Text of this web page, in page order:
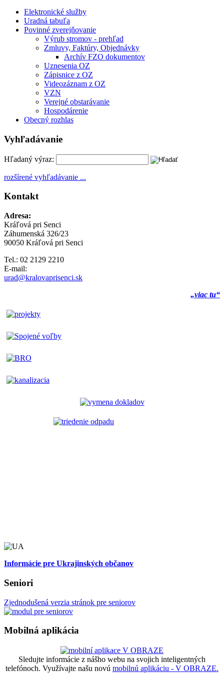
Elektronické služby
Uradná tabuľa
Povinné zverejňovanie
Výrub stromov - prehľad
Zmluvy, Faktúry, Objednávky
Archív FZO dokumentov
Uznesenia OZ
Zápisnice z OZ
Videozáznam z OZ
VZN
Verejné obstarávanie
Hospodárenie
Obecný rozhlas
Vyhľadávanie
Hľadaný výraz:
rozšírené vyhľadávanie ...
Kontakt
Adresa:
Kráľová pri Senci
Záhumenská 326/23
90050 Kráľová pri Senci
Tel.: 02 2129 2210
E-mail:
urad@kralovaprisenci.sk
„viac tu“
Informácie pre Ukrajinských občanov
Seniori
Zjednodušená verzia stránok pre seniorov
Mobilná aplikácia
Sledujte informácie z nášho webu na svojich inteligentných
telefónoch. Využívajte našu novú mobilnú aplikáciu - V OBRAZE.